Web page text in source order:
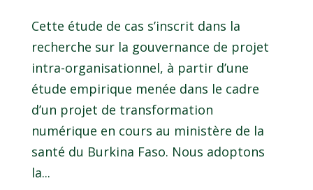
Cette étude de cas s’inscrit dans la
recherche sur la gouvernance de projet
intra-organisationnel, à partir d’une
étude empirique menée dans le cadre
d’un projet de transformation
numérique en cours au ministère de la
santé du Burkina Faso. Nous adoptons
la...